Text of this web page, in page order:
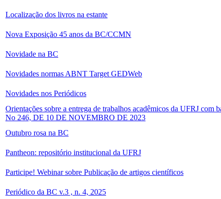
Localização dos livros na estante
Nova Exposição 45 anos da BC/CCMN
Novidade na BC
Novidades normas ABNT Target GEDWeb
Novidades nos Periódicos
Orientações sobre a entrega de trabalhos acadêmicos da UFRJ
No 246, DE 10 DE NOVEMBRO DE 2023
Outubro rosa na BC
Pantheon: repositório institucional da UFRJ
Participe! Webinar sobre Publicação de artigos científicos
Periódico da BC v.3 , n. 4, 2025